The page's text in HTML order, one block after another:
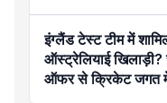
इंग्लैंड टेस्ट टीम में
ऑस्ट्रेलियाई
ऑफर से क्रिकेट जगत